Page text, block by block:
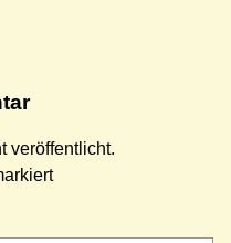
veröffentlicht.